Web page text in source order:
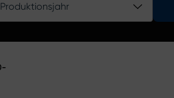
Produktionsjahr